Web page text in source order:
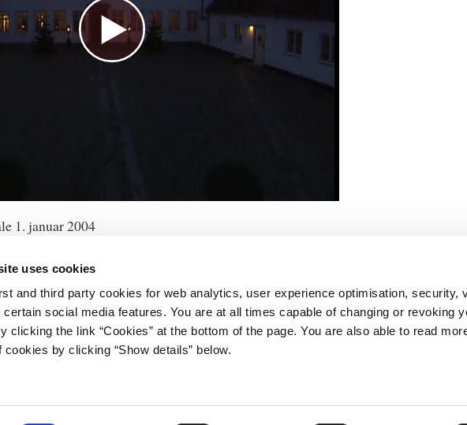
uses cookies
and third party cookies for web analytics, user experience optimisation, security,
social media features. You are at all times capable of changing or revoking
clicking the link “Cookies” at the bottom of the page. You are also able to read
cookies by clicking “Show details” below.
1. januar 2004
Statsministeriet
Prins Jørgens Gård 11
Databeskyttelse
Tilgængelighedserklæring